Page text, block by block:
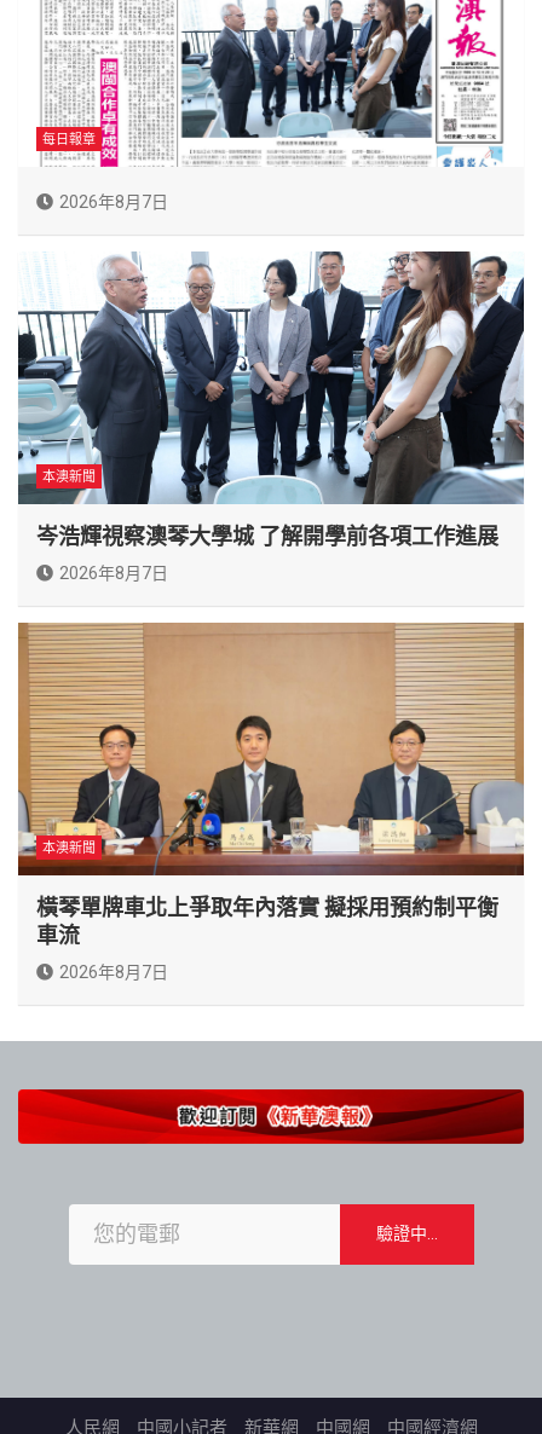
每日報章
2026年8月7日
本澳新聞
岑浩輝視察澳琴大學城 了解開學前各項工作進展
2026年8月7日
本澳新聞
橫琴單牌車北上爭取年內落實 擬採用預約制平衡
車流
2026年8月7日
人民網 中國小記者 新華網 中國網 中國經濟網